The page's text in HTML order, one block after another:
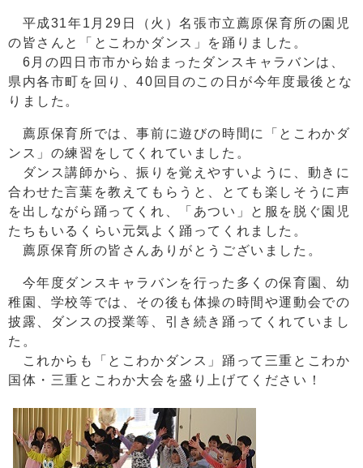
平成31年1月29日（火）名張市立薦原保育所の園児
の皆さんと「とこわかダンス」を踊りました。
6月の四日市市から始まったダンスキャラバンは、
県内各市町を回り、40回目のこの日が今年度最後とな
りました。
薦原保育所では、事前に遊びの時間に「とこわかダ
ンス」の練習をしてくれていました。
ダンス講師から、振りを覚えやすいように、動きに
合わせた言葉を教えてもらうと、とても楽しそうに声
を出しながら踊ってくれ、「あつい」と服を脱ぐ園児
たちもいるくらい元気よく踊ってくれました。
薦原保育所の皆さんありがとうございました。
今年度ダンスキャラバンを行った多くの保育園、幼
稚園、学校等では、その後も体操の時間や運動会での
披露、ダンスの授業等、引き続き踊ってくれていまし
た。
これからも「とこわかダンス」踊って三重とこわか
国体・三重とこわか大会を盛り上げてください！